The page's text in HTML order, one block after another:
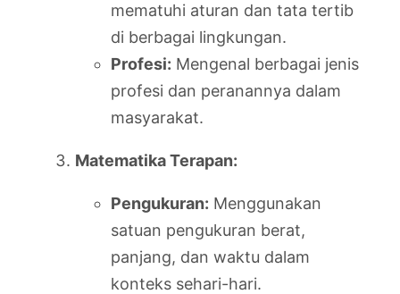
mematuhi aturan dan tata tertib
di berbagai lingkungan.
Profesi: Mengenal berbagai jenis
profesi dan peranannya dalam
masyarakat.
Matematika Terapan:
Pengukuran: Menggunakan
satuan pengukuran berat,
panjang, dan waktu dalam
konteks sehari-hari.